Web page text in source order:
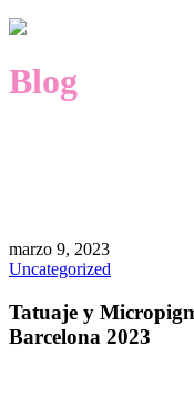
Blog
marzo 9, 2023
Uncategorized
Tatuaje y
Barcelona 2023